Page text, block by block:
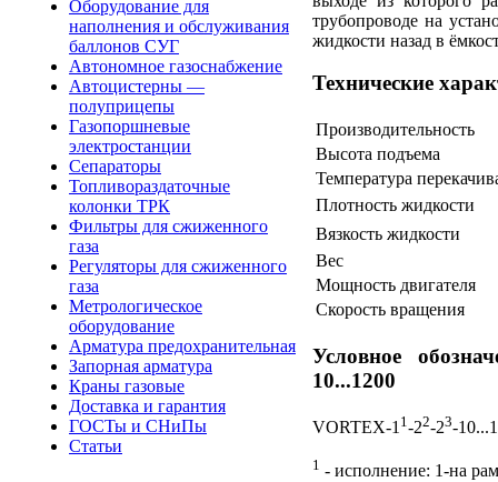
Оборудование для
наполнения и обслуживания
баллонов СУГ
Автономное газоснабжение
Автоцистерны —
полуприцепы
Газопоршневые
электростанции
Сепараторы
Топливораздаточные
колонки ТРК
Фильтры для сжиженного
газа
Регуляторы для сжиженного
газа
Метрологическое
оборудование
Арматура предохранительная
Запорная арматура
Краны газовые
Доставка и гарантия
ГОСТы и СНиПы
Статьи
трубопроводе на
жидкости назад в
Технические
Производительность
Высота подъема
Температура
Плотность жидкости
Вязкость жидкости
Вес
Мощность двигателя
Скорость вращения
Условное
10...1200
VORTEX-11-22-23-
1 - исполнение: 1-на